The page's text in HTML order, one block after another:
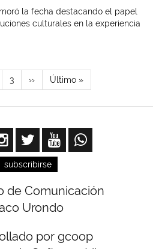
la fecha destacando el papel
culturales en la experiencia
Page
3
Siguiente
página
››
Última
página
Último »
subscribirse
de Comunicación
Urondo
por gcoop